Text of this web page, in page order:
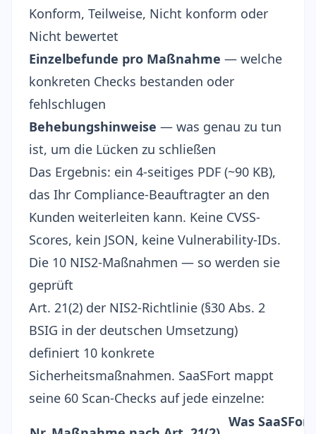
Konform, Teilweise, Nicht konform oder
Nicht bewertet
Einzelbefunde pro Maßnahme — welche
konkreten Checks bestanden oder
fehlschlugen
Behebungshinweise — was genau zu tun
ist, um die Lücken zu schließen
Das Ergebnis: ein 4-seitiges PDF (~90 KB),
das Ihr Compliance-Beauftragter an den
Kunden weiterleiten kann. Keine CVSS-
Scores, kein JSON, keine Vulnerability-IDs.
Die 10 NIS2-Maßnahmen — so werden sie
geprüft
Art. 21(2) der NIS2-Richtlinie (§30 Abs. 2
BSIG in der deutschen Umsetzung)
definiert 10 konkrete
Sicherheitsmaßnahmen. SaaSFort mappt
seine 60 Scan-Checks auf jede einzelne:
Was SaaSFort